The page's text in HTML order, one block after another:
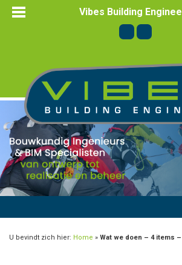
Vibes Building
U bevindt zich hier: Home » Wat we doen – 4 items